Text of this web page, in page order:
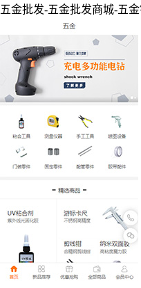
五金批发-五金批发商城-五